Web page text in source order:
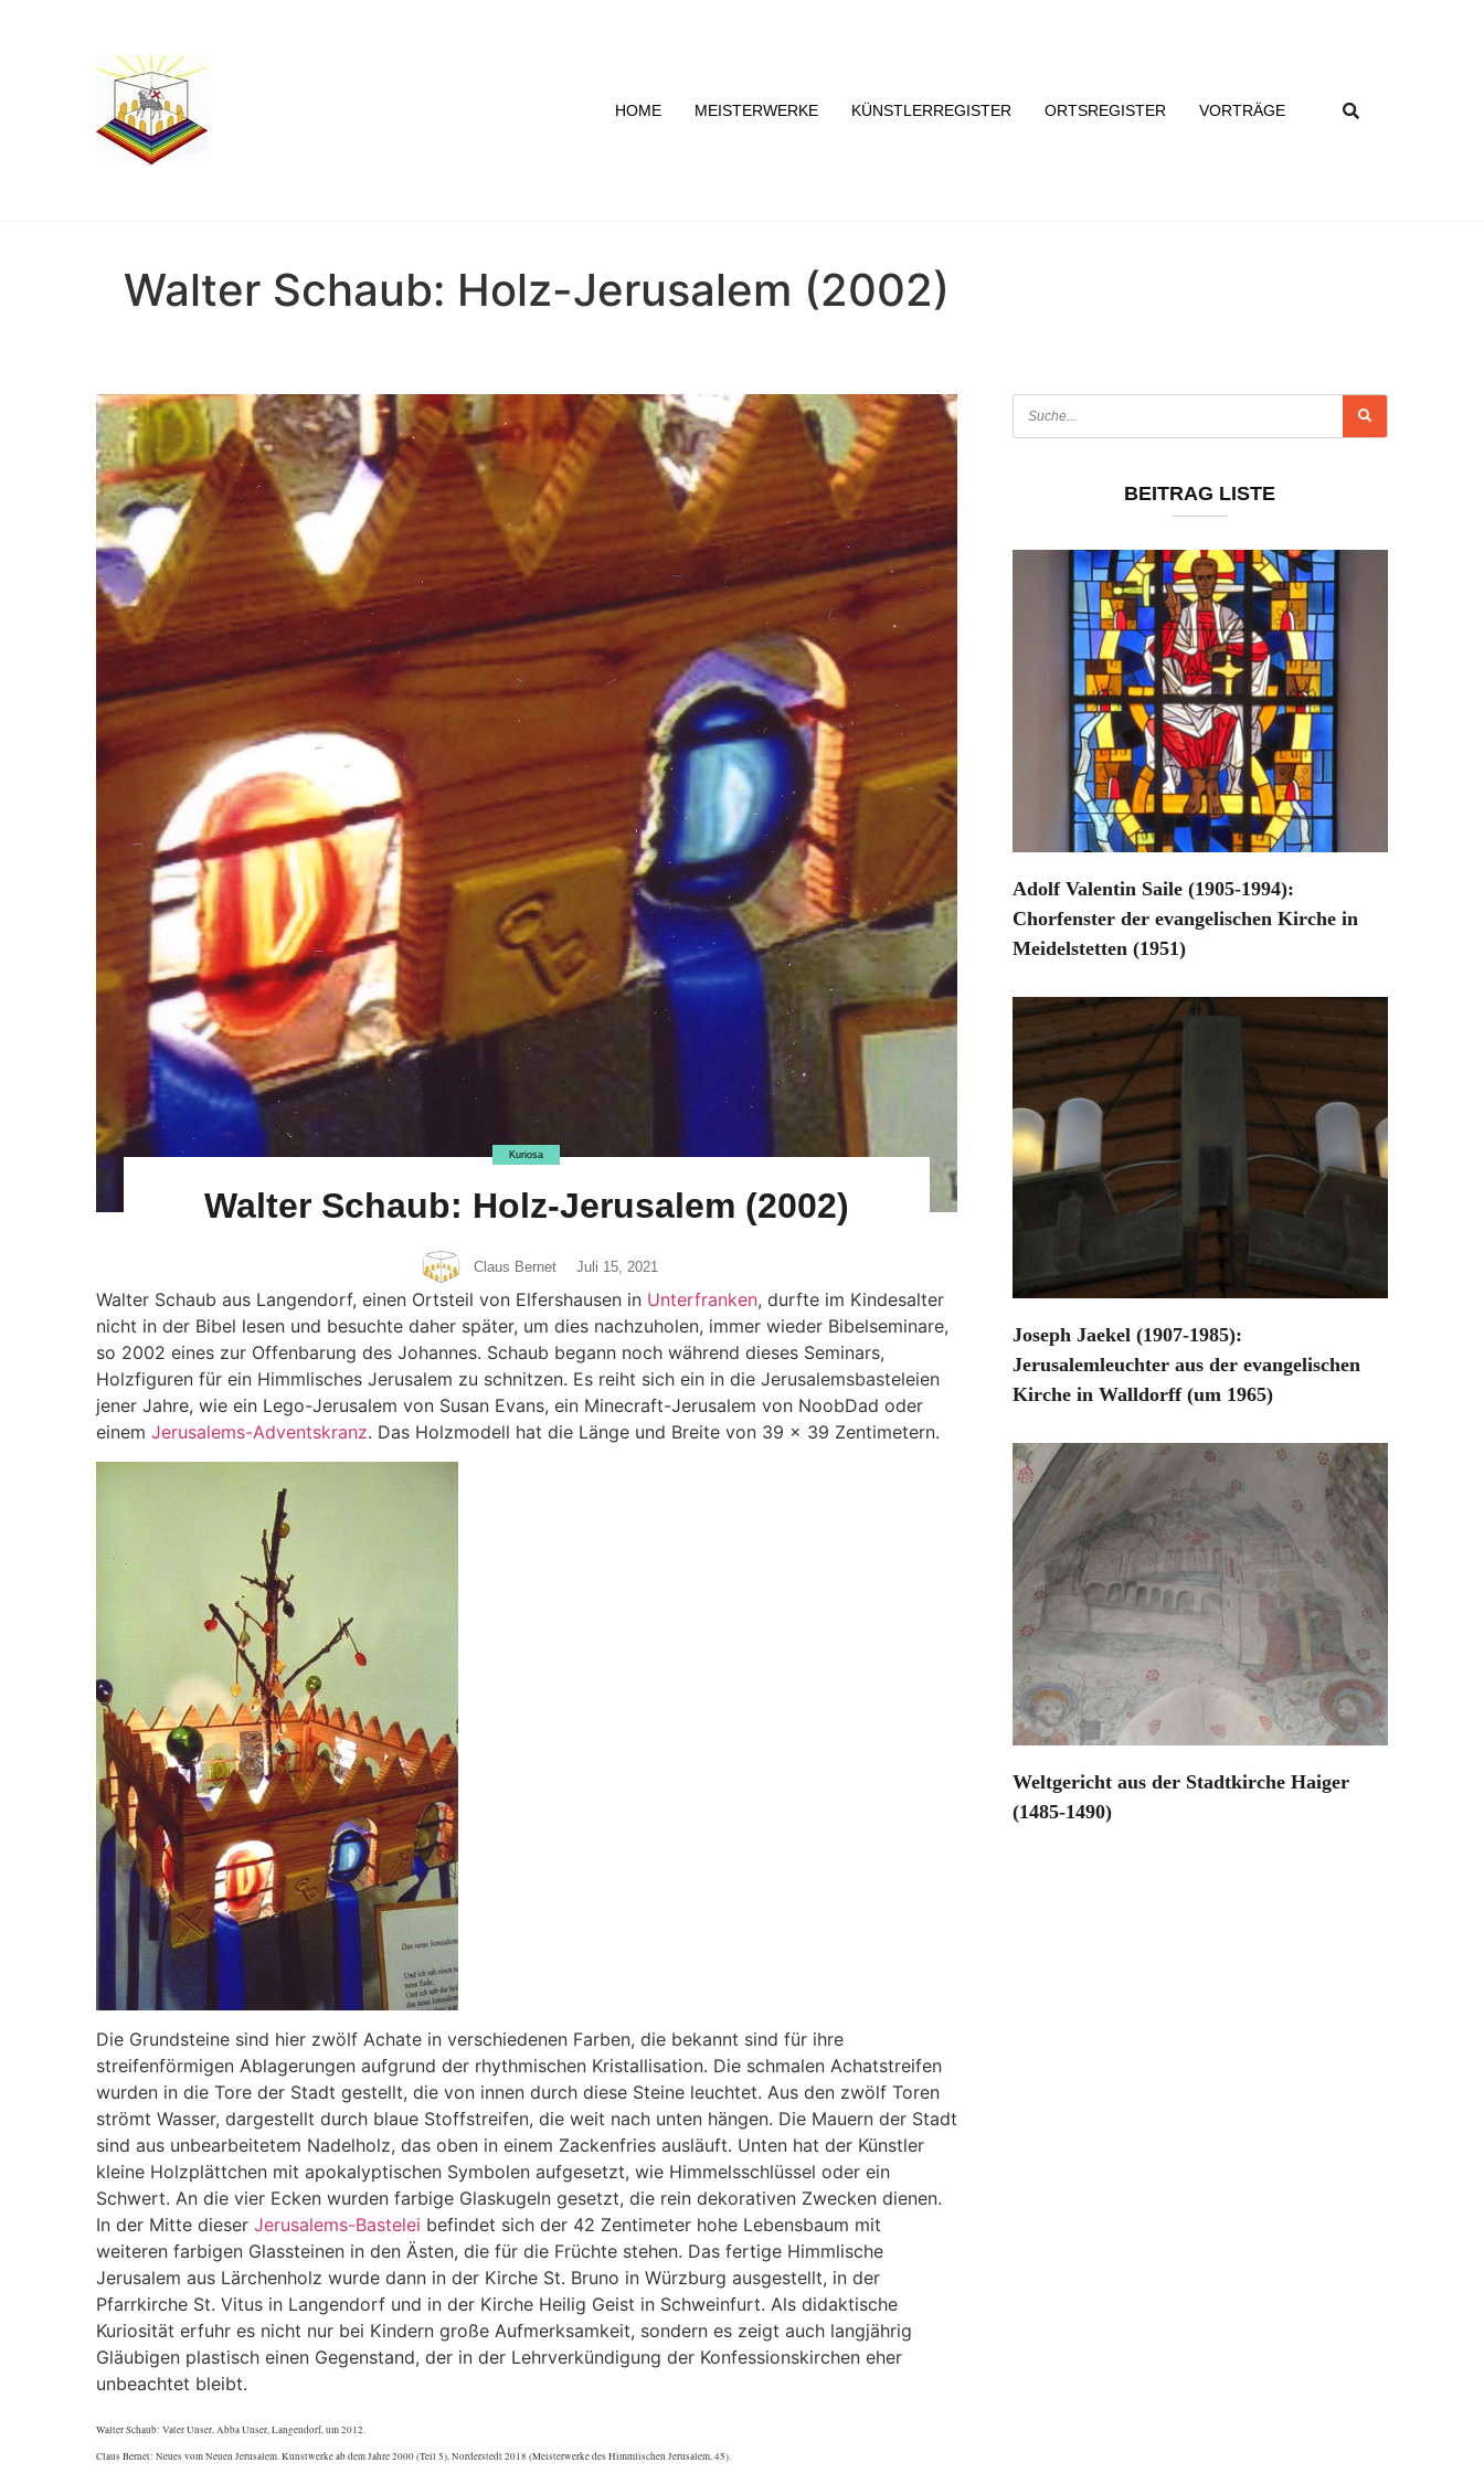
HOME MEISTERWERKE KÜNSTLERREGISTER ORTSREGISTER VORTRÄGE
Walter Schaub: Holz-Jerusalem (2002)
Kuriosa
Walter Schaub: Holz-Jerusalem (2002)
Claus Bernet Juli 15, 2021
Walter Schaub aus Langendorf, einen Ortsteil von Elfershausen in Unterfranken, durfte im Kindesalter
nicht in der Bibel lesen und besuchte daher später, um dies nachzuholen, immer wieder Bibelseminare,
so 2002 eines zur Offenbarung des Johannes. Schaub begann noch während dieses Seminars,
Holzfiguren für ein Himmlisches Jerusalem zu schnitzen. Es reiht sich ein in die Jerusalemsbasteleien
jener Jahre, wie ein Lego-Jerusalem von Susan Evans, ein Minecraft-Jerusalem von NoobDad oder
einem Jerusalems-Adventskranz. Das Holzmodell hat die Länge und Breite von 39 x 39 Zentimetern.
Die Grundsteine sind hier zwölf Achate in verschiedenen Farben, die bekannt sind für ihre
streifenförmigen Ablagerungen aufgrund der rhythmischen Kristallisation. Die schmalen Achatstreifen
wurden in die Tore der Stadt gestellt, die von innen durch diese Steine leuchtet. Aus den zwölf Toren
strömt Wasser, dargestellt durch blaue Stoffstreifen, die weit nach unten hängen. Die Mauern der Stadt
sind aus unbearbeitetem Nadelholz, das oben in einem Zackenfries ausläuft. Unten hat der Künstler
kleine Holzplättchen mit apokalyptischen Symbolen aufgesetzt, wie Himmelsschlüssel oder ein
Schwert. An die vier Ecken wurden farbige Glaskugeln gesetzt, die rein dekorativen Zwecken dienen.
In der Mitte dieser Jerusalems-Bastelei befindet sich der 42 Zentimeter hohe Lebensbaum mit
weiteren farbigen Glassteinen in den Ästen, die für die Früchte stehen. Das fertige Himmlische
Jerusalem aus Lärchenholz wurde dann in der Kirche St. Bruno in Würzburg ausgestellt, in der
Pfarrkirche St. Vitus in Langendorf und in der Kirche Heilig Geist in Schweinfurt. Als didaktische
Kuriosität erfuhr es nicht nur bei Kindern große Aufmerksamkeit, sondern es zeigt auch langjährig
Gläubigen plastisch einen Gegenstand, der in der Lehrverkündigung der Konfessionskirchen eher
unbeachtet bleibt.
Walter Schaub: Vater Unser, Abba Unser, Langendorf, um 2012.
Claus Bernet: Neues vom Neuen Jerusalem. Kunstwerke ab dem Jahre 2000 (Teil 5), Norderstedt 2018 (Meisterwerke des Himmlischen Jerusalem, 45).
BEITRAG LISTE
Adolf Valentin Saile (1905-1994):
Chorfenster der evangelischen Kirche in
Meidelstetten (1951)
Joseph Jaekel (1907-1985):
Jerusalemleuchter aus der evangelischen
Kirche in Walldorff (um 1965)
Weltgericht aus der Stadtkirche Haiger
(1485-1490)